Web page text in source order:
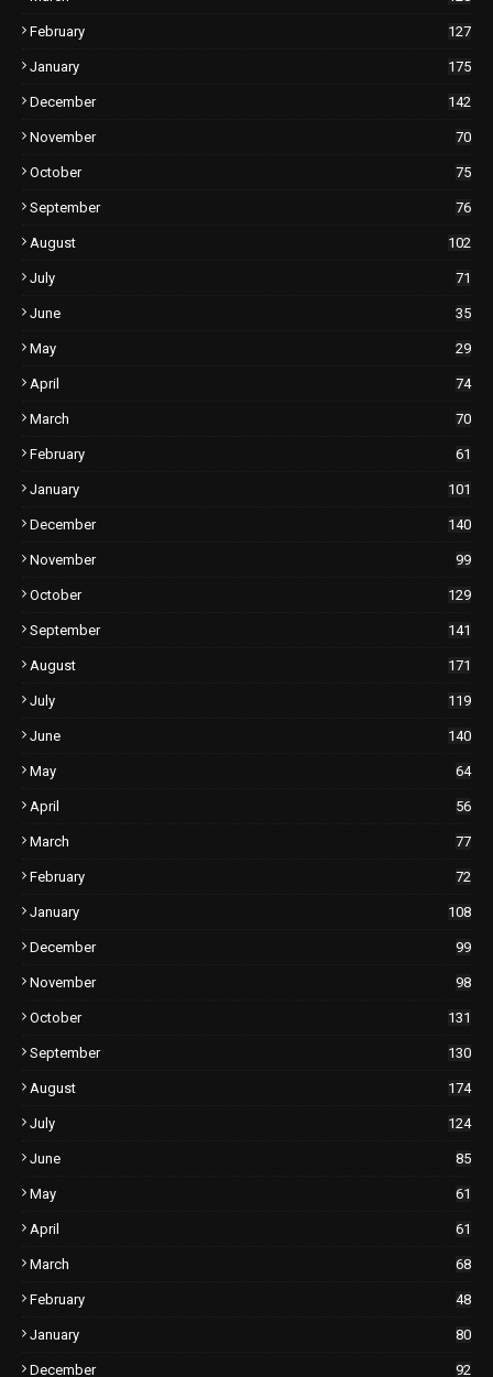
February 127
January 175
December 142
November 70
October 75
September 76
August 102
July 71
June 35
May 29
April 74
March 70
February 61
January 101
December 140
November 99
October 129
September 141
August 171
July 119
June 140
May 64
April 56
March 77
February 72
January 108
December 99
November 98
October 131
September 130
August 174
July 124
June 85
May 61
April 61
March 68
February 48
January 80
December 92